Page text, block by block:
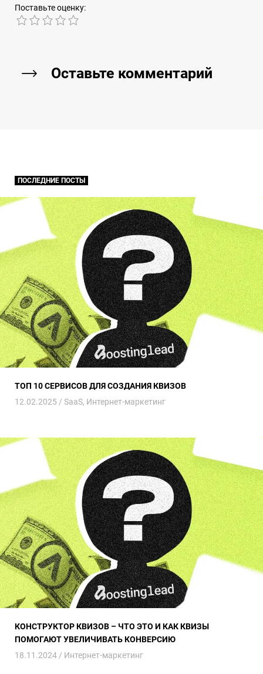
Поставьте оценку:
5
4
3
2
Оставьте комментарий
ПОСЛЕДНИЕ ПОСТЫ
ТОП 10 сервисов для создания квизов
ТОП 10 СЕРВИСОВ ДЛЯ СОЗДАНИЯ КВИЗОВ
12.02.2025 / SaaS, Интернет-маркетинг
Конструктор квизов – что это и как квизы помогают увеличивать
КОНСТРУКТОР КВИЗОВ – ЧТО ЭТО И КАК КВИЗЫ
ПОМОГАЮТ УВЕЛИЧИВАТЬ КОНВЕРСИЮ
18.11.2024 / Интернет-маркетинг